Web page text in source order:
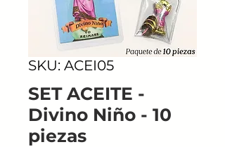
SKU: ACEI05
SET ACEITE -
Divino Niño - 10
piezas